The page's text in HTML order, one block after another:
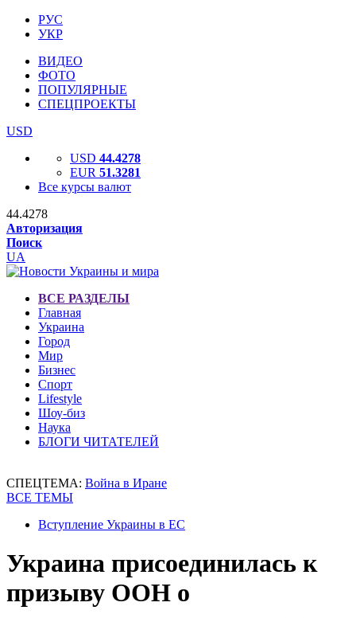
РУС
УКР
ВИДЕО
ФОТО
ПОПУЛЯРНЫЕ
СПЕЦПРОЕКТЫ
USD
USD 44.4278
EUR 51.3281
Все курсы валют
44.4278
Авторизация
Поиск
UA
ВСЕ РАЗДЕЛЫ
Главная
Украина
Город
Мир
Бизнес
Спорт
Lifestyle
Шоу-биз
Наука
БЛОГИ ЧИТАТЕЛЕЙ
СПЕЦТЕМА: Война в Иране
ВСЕ ТЕМЫ
Вступление Украины в ЕС
Украина присоединилась к
призыву ООН о